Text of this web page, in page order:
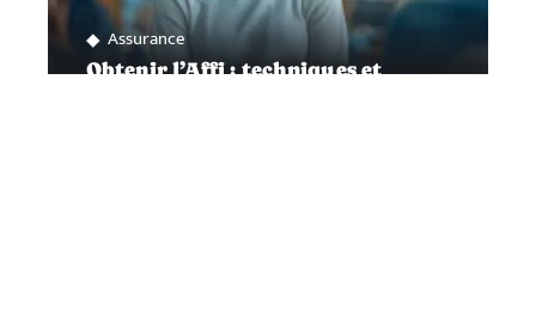
Assurance
Obtenir l’Affi : techniques et